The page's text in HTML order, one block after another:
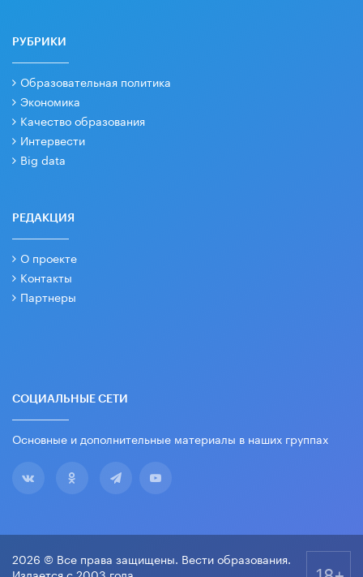
РУБРИКИ
Образовательная политика
Экономика
Качество образования
Интервести
Big data
РЕДАКЦИЯ
О проекте
Контакты
Партнеры
СОЦИАЛЬНЫЕ СЕТИ
Основные и дополнительные материалы в наших группах
2026 © Все права защищены. Вести образования.